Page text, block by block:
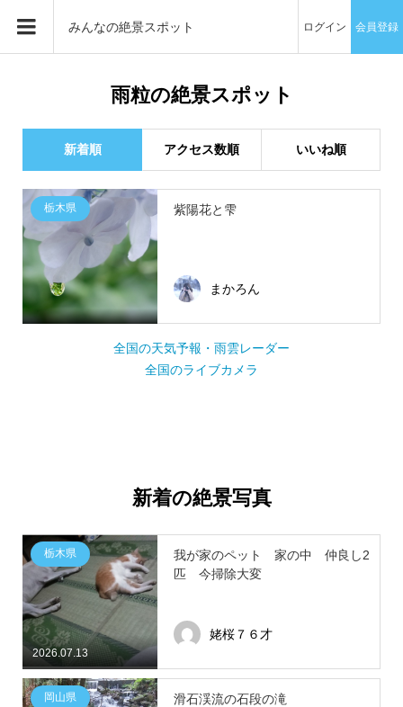
みんなの絶景スポット ログイン 会員登録
雨粒の絶景スポット
新着順 アクセス数順 いいね順
栃木県 紫陽花と雫
まかろん
全国の天気予報・雨雲レーダー
全国のライブカメラ
新着の絶景写真
2026.07.13
栃木県
我が家のペット 家の中 仲良し2
匹 今掃除大変
姥桜７６才
岡山県 滑石渓流の石段の滝